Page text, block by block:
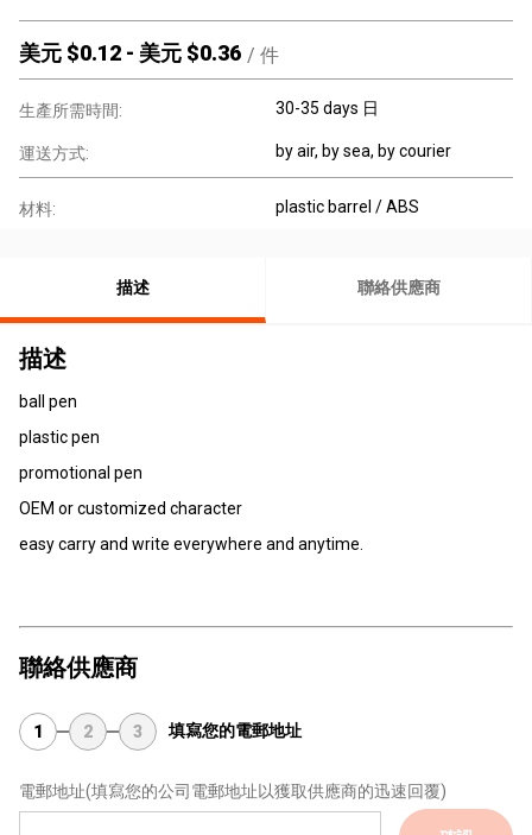
美元 $0.12 - 美元 $0.36 / 件
生產所需時間: 30-35 days 日
運送方式: by air, by sea, by courier
材料: plastic barrel / ABS
描述 聯絡供應商
描述
ball pen
plastic pen
promotional pen
OEM or customized character
easy carry and write everywhere and anytime.
聯絡供應商
1 2 3 填寫您的電郵地址
電郵地址(填寫您的公司電郵地址以獲取供應商的迅速回覆)